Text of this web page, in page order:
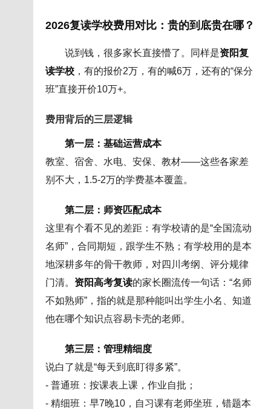
2026复读学校费用对比：贵的到底贵在哪？
说到钱，很多家长直接懵了。同样是资阳复
读学校，有的报价2万，有的喊6万，还有的“保分
班”直接开价10万+。
费用背后的三层逻辑
第一层：基础运营成本
教室、宿舍、水电、安保、教材——这些各家差
别不大，1.5-2万的学费基本覆盖。
第二层：师资匹配成本
这里有个看不见的差距：有学校请的是“全国流动
名师”，合同期短，跟学生不熟；有学校用的是本
地深耕多年的骨干教师，对四川考纲、评分规律
门清。 资阳高考复读的家长圈流传一句话：“名师
不如熟师”，指的就是那种能叫出学生小名、知道
他在哪个知识点容易卡壳的老师。
第三层：管理精细度
说白了就是“每天到底盯得多紧”。
- 普通班：按课表上课，作业自批；
- 精细班：早7晚10，自习课有老师坐班，错题本